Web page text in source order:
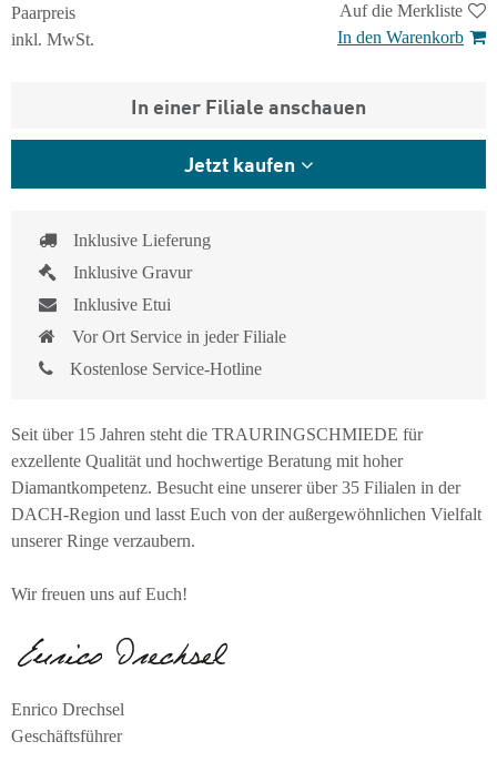
Paarpreis
inkl. MwSt.
Auf die Merkliste
In den Warenkorb
In einer Filiale anschauen
Jetzt kaufen
Inklusive Lieferung
Inklusive Gravur
Inklusive Etui
Vor Ort Service in jeder Filiale
Kostenlose Service-Hotline
Seit über 15 Jahren steht die TRAURINGSCHMIEDE für
exzellente Qualität und hochwertige Beratung mit hoher
Diamantkompetenz. Besucht eine unserer über 35 Filialen in der
DACH-Region und lasst Euch von der außergewöhnlichen Vielfalt
unserer Ringe verzaubern.
Wir freuen uns auf Euch!
Enrico Drechsel
Geschäftsführer